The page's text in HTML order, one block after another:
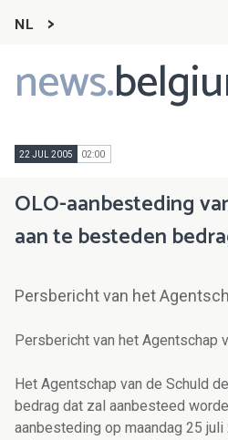
NL
news.
Main
navigation
22 JUL 2005 02:00
OLO-aanbesteding
aan te besteden
Persbericht van het
Persbericht van het Agentschap
Het Agentschap van de Schuld
bedrag dat zal aanbesteed
aanbesteding op maandag 25